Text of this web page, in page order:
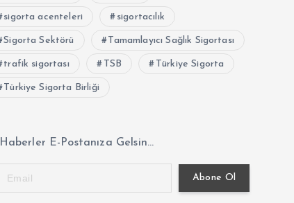
sigorta acenteleri sigortacılık
Sigorta Sektörü Tamamlayıcı Sağlık Sigortası
trafik sigortası TSB Türkiye Sigorta
Türkiye Sigorta Birliği
Haberler E-Postanıza Gelsin...